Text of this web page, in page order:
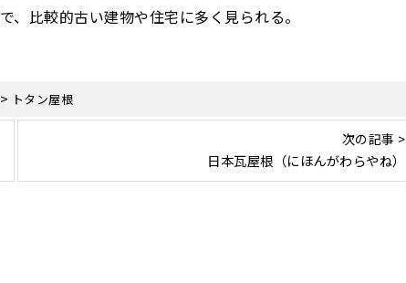
、比較的古い建物や住宅に多く見られる。
> トタン屋根
次の記事 >
日本瓦屋根（にほんがわらやね）